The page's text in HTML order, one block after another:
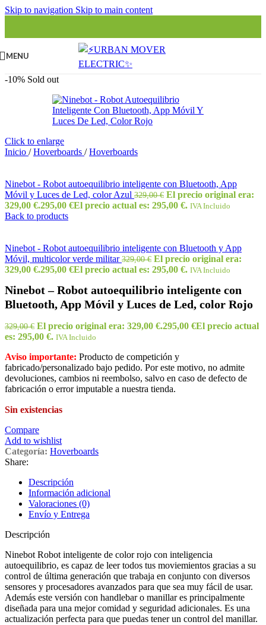
Skip to navigation Skip to main content
MENU
-10% Sold out
Click to enlarge
Inicio / Hoverboards / Hoverboards
Ninebot - Robot autoequilibrio inteligente con Bluetooth, App
Móvil y Luces de Led, color Azul 329,00€ El precio original era:
329,00 €.295,00 €El precio actual es: 295,00 €. IVA Incluido
Back to products
Ninebot - Robot autoequilibrio inteligente con Bluetooth y App
Móvil, multicolor verde militar329,00€ El precio original era:
329,00 €.295,00 €El precio actual es: 295,00 €. IVA Incluido
Ninebot – Robot autoequilibrio inteligente con
Bluetooth, App Móvil y Luces de Led, color Rojo
329,00€ El precio original era: 329,00 €.295,00 €El precio actual
es: 295,00 €. IVA Incluido
Aviso importante: Producto de competición y
fabricado/personalizado bajo pedido. Por este motivo, no admite
devoluciones, cambios ni reembolso, salvo en caso de defecto de
fabricación o error imputable a nuestra tienda.
Sin existencias
Compare
Add to wishlist
Categoría: Hoverboards
Share:
Descripción
Información adicional
Valoraciones (0)
Envío y Entrega
Descripción
Ninebot Robot inteligente de color rojo con inteligencia
autoequilibrio, es capaz de leer todos tus moviemientos gracias a su
control de última generación que trabaja en conjunto con diversos
sensores y procesadores avanzados para que sea muy fácil de usar.
Además este versión con handlebar o manillar es principalmente
diseñada para una mejor comidad y seguridad adicionales. Es una
actualización perfecta para que puedas tener un control del manillar.